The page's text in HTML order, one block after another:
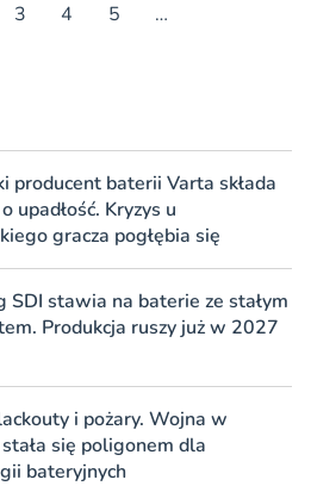
3 4 5 …
producent baterii Varta składa
upadłość. Kryzys u
gracza pogłębia się
SDI stawia na baterie ze stałym
Produkcja ruszy już w 2027
i pożary. Wojna w
się poligonem dla
bateryjnych